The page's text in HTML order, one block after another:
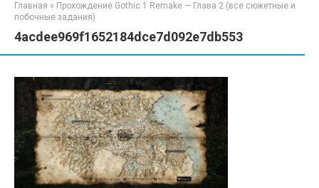
Главная » Прохождение Gothic 1 Remake — Глава 2 (все сюжетные и
побочные задания)
4acdee969f1652184dce7d092e7db553